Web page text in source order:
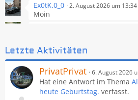
LS25
Hohenfeld in Franken [WIP
Agrargenossenschaft
Lukas7260R
Bilder
Screenshot-Wettbewerb (Juli
Manuel
Ex0tK.0_0 2. August 2026 um 13:34
Moin
Einmal den Staub wegwischen
PeterAH 9. Juli 2026 um 15:05
Moin moin allerseits!
Letzte Aktivitäten
PrivatPrivat 6. August 2026
Hat eine Antwort im Thema
heute Geburtstag. verfasst.